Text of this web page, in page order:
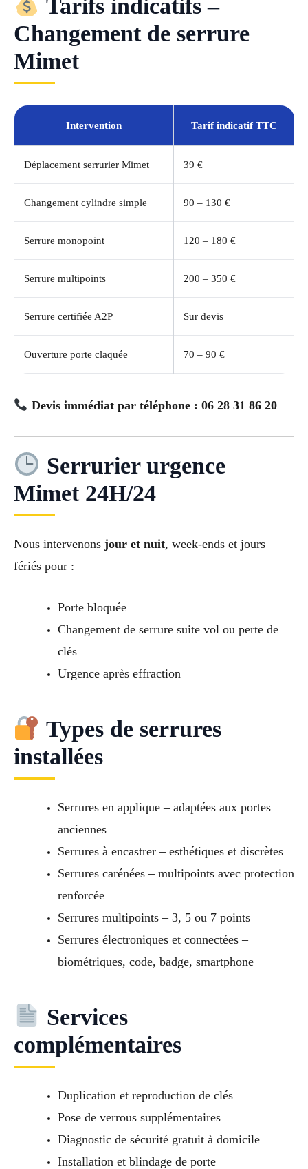
Tarifs indicatifs –
Changement de serrure
Mimet
Intervention Tarif indicatif TTC
Déplacement serrurier Mimet 39 €
Changement cylindre simple 90 – 130 €
Serrure monopoint 120 – 180 €
Serrure multipoints 200 – 350 €
Serrure certifiée A2P Sur devis
Ouverture porte claquée 70 – 90 €
Devis immédiat par téléphone : 06 28 31 86 20
Serrurier urgence
Mimet 24H/24
Nous intervenons jour et nuit, week-ends et jours
fériés pour :
Porte bloquée
Changement de serrure suite vol ou perte de
clés
Urgence après effraction
Types de serrures
installées
Serrures en applique – adaptées aux portes
anciennes
Serrures à encastrer – esthétiques et discrètes
Serrures carénées – multipoints avec protection
renforcée
Serrures multipoints – 3, 5 ou 7 points
Serrures électroniques et connectées –
biométriques, code, badge, smartphone
Services
complémentaires
Duplication et reproduction de clés
Pose de verrous supplémentaires
Diagnostic de sécurité gratuit à domicile
Installation et blindage de porte